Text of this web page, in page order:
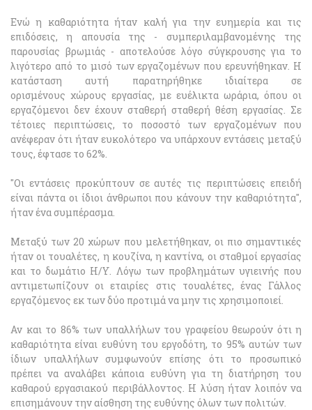
Ενώ η καθαριότητα ήταν καλή για την ευημερία και τις
επιδόσεις, η απουσία της - συμπεριλαμβανομένης της
παρουσίας βρωμιάς - αποτελούσε λόγο σύγκρουσης για το
λιγότερο από το μισό των εργαζομένων που ερευνήθηκαν. Η
κατάσταση αυτή παρατηρήθηκε ιδιαίτερα σε
ορισμένους χώρους εργασίας, με ευέλικτα ωράρια, όπου οι
εργαζόμενοι δεν έχουν σταθερή σταθερή θέση εργασίας. Σε
τέτοιες περιπτώσεις, το ποσοστό των εργαζομένων που
ανέφεραν ότι ήταν ευκολότερο να υπάρχουν εντάσεις μεταξύ
τους, έφτασε το 62%.
"Οι εντάσεις προκύπτουν σε αυτές τις περιπτώσεις επειδή
είναι πάντα οι ίδιοι άνθρωποι που κάνουν την καθαριότητα",
ήταν ένα συμπέρασμα.
Μεταξύ των 20 χώρων που μελετήθηκαν, οι πιο σημαντικές
ήταν οι τουαλέτες, η κουζίνα, η καντίνα, οι σταθμοί εργασίας
και το δωμάτιο Η/Υ. Λόγω των προβλημάτων υγιεινής που
αντιμετωπίζουν οι εταιρίες στις τουαλέτες, ένας Γάλλος
εργαζόμενος εκ των δύο προτιμά να μην τις χρησιμοποιεί.
Αν και το 86% των υπαλλήλων του γραφείου θεωρούν ότι η
καθαριότητα είναι ευθύνη του εργοδότη, το 95% αυτών των
ίδιων υπαλλήλων συμφωνούν επίσης ότι το προσωπικό
πρέπει να αναλάβει κάποια ευθύνη για τη διατήρηση του
καθαρού εργασιακού περιβάλλοντος. Η λύση ήταν λοιπόν να
επισημάνουν την αίσθηση της ευθύνης όλων των πολιτών.